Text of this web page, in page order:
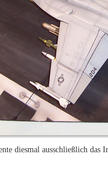
diesmal ausschließlich das